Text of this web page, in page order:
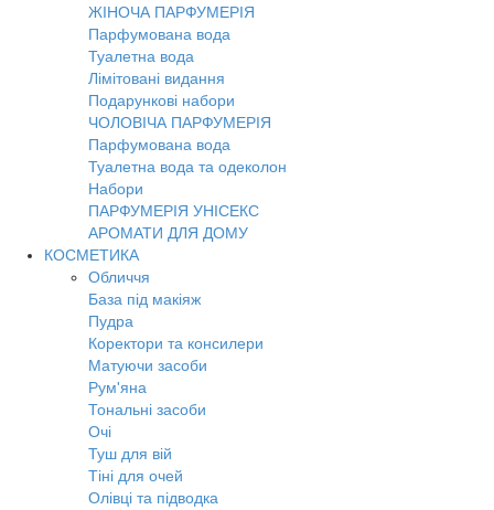
ЖІНОЧА ПАРФУМЕРІЯ
Парфумована вода
Туалетна вода
Лімітовані видання
Подарункові набори
ЧОЛОВІЧА ПАРФУМЕРІЯ
Парфумована вода
Туалетна вода та одеколон
Набори
ПАРФУМЕРІЯ УНІСЕКС
АРОМАТИ ДЛЯ ДОМУ
КОСМЕТИКА
Обличчя
База під макіяж
Пудра
Коректори та консилери
Матуючи засоби
Рум'яна
Тональні засоби
Очі
Туш для вій
Тіні для очей
Олівці та підводка